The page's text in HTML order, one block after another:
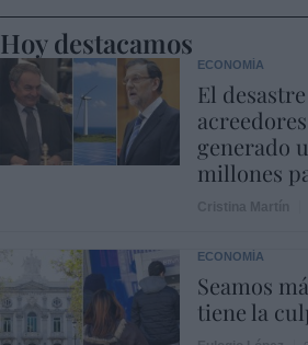
Hoy destacamos
ECONOMÍA
El
generado
millones
ECONOMÍA
Seamos
tiene la